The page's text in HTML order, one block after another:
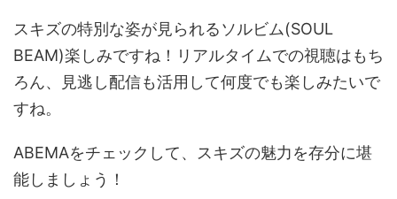
スキズの特別な姿が見られるソルビム(SOUL
BEAM)楽しみですね！リアルタイムでの視聴はもち
ろん、見逃し配信も活用して何度でも楽しみたいで
すね。
ABEMAをチェックして、スキズの魅力を存分に堪
能しましょう！